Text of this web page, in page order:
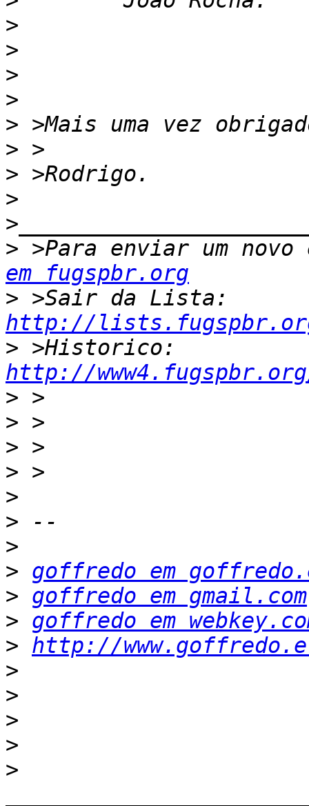
>
>
>
>
>
>
>
>
> >Para enviar um
em fugspbr.org
>
http://
>
http://
>
>
>
>
>
>
>
> goffredo em
> goffredo em gmail.com
> goffredo em
> http://
>
>
>
>
>